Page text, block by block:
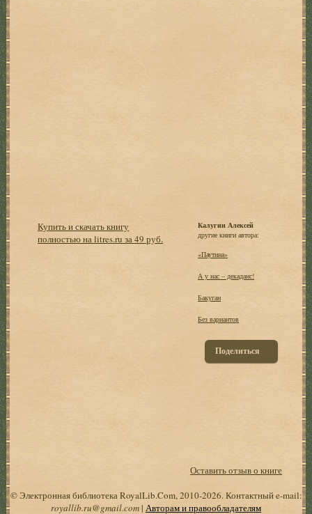
Купить и скачать книгу
полностью на litres.ru за 49 руб.
Калугин Алексей
другие книги автора:
«Паутина»
А у нас – декаданс!
Бакуган
Без вариантов
Поделиться
Оставить отзыв о книге
© Электронная библиотека RoyalLib.Com, 2010-2026. Контактный e-mail:
royallib.ru@gmail.com| Авторам и правообладателям